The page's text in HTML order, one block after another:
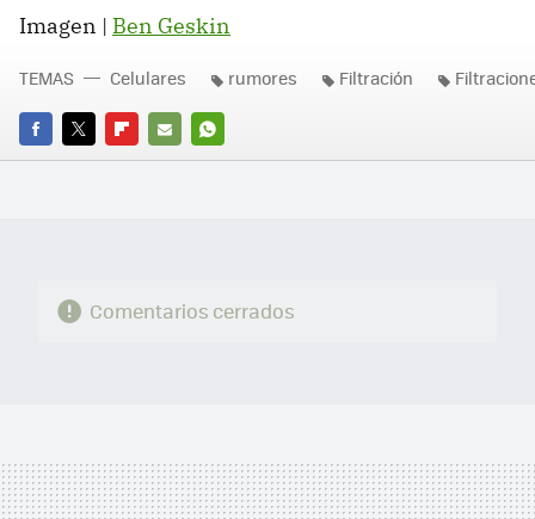
Imagen | Ben Geskin
FACEBOOK
TWITTERFLIPBOARD
E-
WHATSAPP
TEMAS Celulares rumores Filtración
Comentarios cerrados